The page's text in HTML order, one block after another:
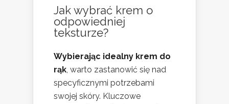
Jak wybrać krem o
odpowiedniej
teksturze?
Wybierając idealny krem do
rąk, warto zastanowić się nad
specyficznymi potrzebami
swojej skóry. Kluczowe